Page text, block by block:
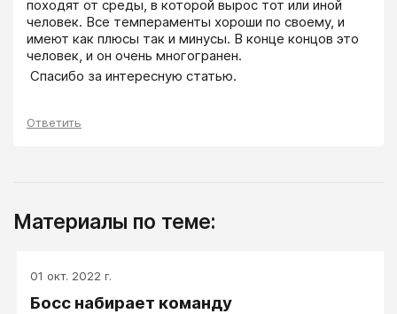
походят от среды, в которой вырос тот или иной
человек. Все темпераменты хороши по своему, и
имеют как плюсы так и минусы. В конце концов это
человек, и он очень многогранен.
Спасибо за интересную статью.
Ответить
Материалы по теме:
01 окт. 2022 г.
Босс набирает команду